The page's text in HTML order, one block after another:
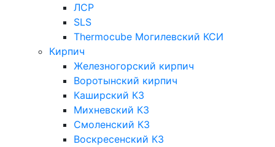
ЛСР
SLS
Thermocube Могилевский КСИ
Кирпич
Железногорский кирпич
Воротынский кирпич
Каширский КЗ
Михневский КЗ
Смоленский КЗ
Воскресенский КЗ